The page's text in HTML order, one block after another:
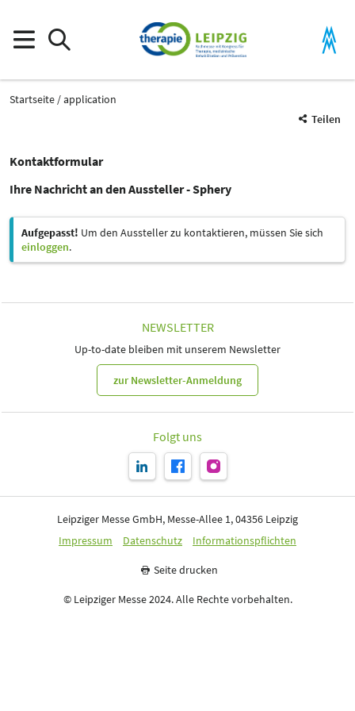
Startseite
application
Teilen
Kontaktformular
Ihre Nachricht an den Aussteller - Sphery
Aufgepasst! Um den Aussteller zu kontaktieren, müssen Sie sich
einloggen.
NEWSLETTER
Up-to-date bleiben mit unserem Newsletter
zur Newsletter-Anmeldung
Folgt uns
Leipziger Messe GmbH, Messe-Allee 1, 04356 Leipzig
Impressum
Datenschutz Informationspflichten
Seite drucken
© Leipziger Messe 2024. Alle Rechte vorbehalten.